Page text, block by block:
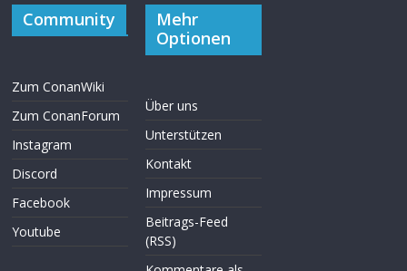
Community
Zum ConanWiki
Zum ConanForum
Instagram
Discord
Facebook
Youtube
Mehr
Optionen
Über uns
Unterstützen
Kontakt
Impressum
Beitrags-Feed
(RSS)